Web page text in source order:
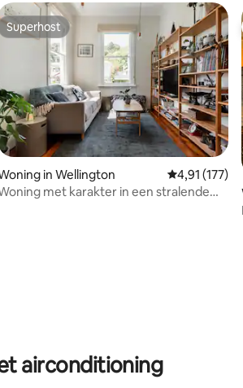
van 4,97 op 5, 119 recensies
Superhost
Superhost
in Wellington Gemiddelde
4,91 (177)
met karakter in een stralende
airconditioning